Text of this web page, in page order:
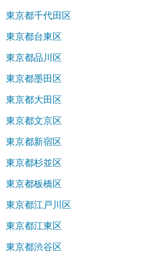
東京都千代田区
東京都台東区
東京都品川区
東京都墨田区
東京都大田区
東京都文京区
東京都新宿区
東京都杉並区
東京都板橋区
東京都江戸川区
東京都江東区
東京都渋谷区